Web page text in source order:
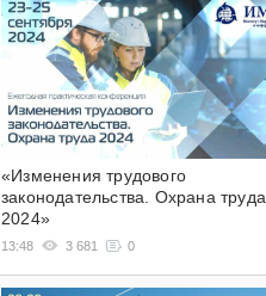
«Изменения трудового
законодательства. Охрана труда
2024»
13:48 3 681 0